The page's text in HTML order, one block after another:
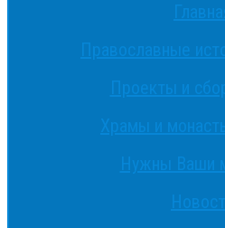
Православные
Проекты и
Храмы и
Нужны Ваши